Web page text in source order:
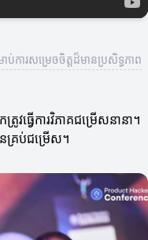
ារសម្រេចចិត្ត​ដ៏មានប្រសិទ្ធភាព
វធ្វើការវិភាគជម្រើសនានា។
គ្រប់ជម្រើស។